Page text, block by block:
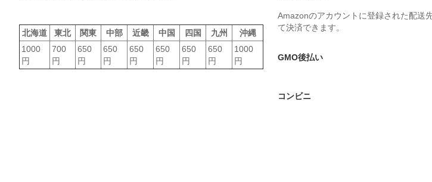
北海道 東北 関東 中部 近畿 中国 四国 九州
沖縄
1000
円
700
円
650
円
650
円
650
円
650
円
650
円
650
円
1000
円
Amazonのアカウントに登録された配送
て決済できます。
GMO後払い
コンビニ